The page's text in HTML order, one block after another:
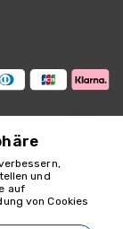
und
auf
von Cookies